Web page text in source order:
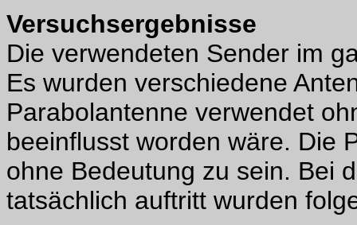
Versuchsergebnisse
Die verwendeten Sender im
Es wurden verschiedene
Parabolantenne verwendet
beeinflusst worden wäre. Die
ohne Bedeutung zu sein. Bei
tatsächlich auftritt wurden